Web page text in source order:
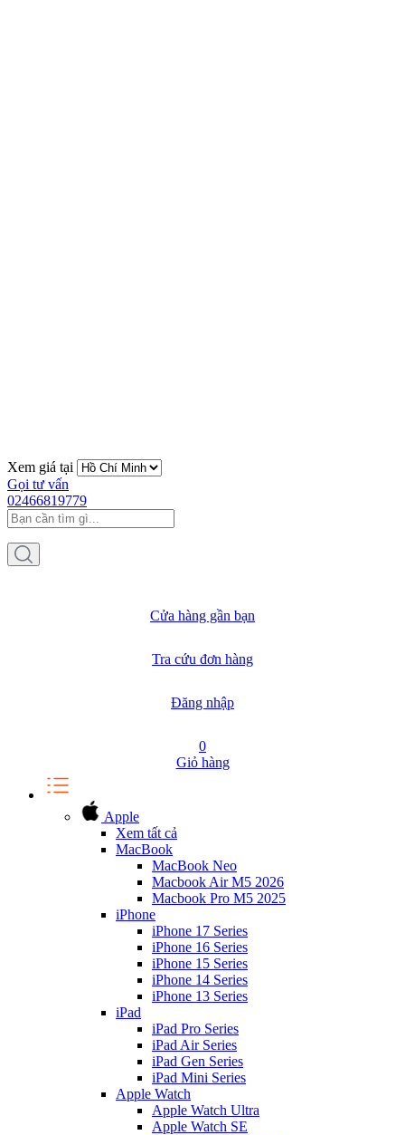
Xem giá tại
Gọi tư vấn
02466819779
Cửa hàng gần bạn
Tra cứu đơn hàng
Đăng nhập
0
Giỏ hàng
Apple
Xem tất cả
MacBook
MacBook Neo
Macbook Air M5 2026
Macbook Pro M5 2025
iPhone
iPhone 17 Series
iPhone 16 Series
iPhone 15 Series
iPhone 14 Series
iPhone 13 Series
iPad
iPad Pro Series
iPad Air Series
iPad Gen Series
iPad Mini Series
Apple Watch
Apple Watch Ultra
Apple Watch SE